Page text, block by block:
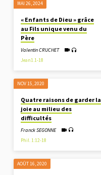
"FOI"
TAGUÉ
SERMONS
MAI 26, 2024
« Enfants de Dieu » grâce
au Fils unique venu du
Père
Valentin CRUCHET
Jean1.1-18
NOV 15, 2020
Quatre raisons de garder la
joie au milieu des
difficultés
Franck SEGONNE
Phil. 1:12-18
AOÛT 16, 2020